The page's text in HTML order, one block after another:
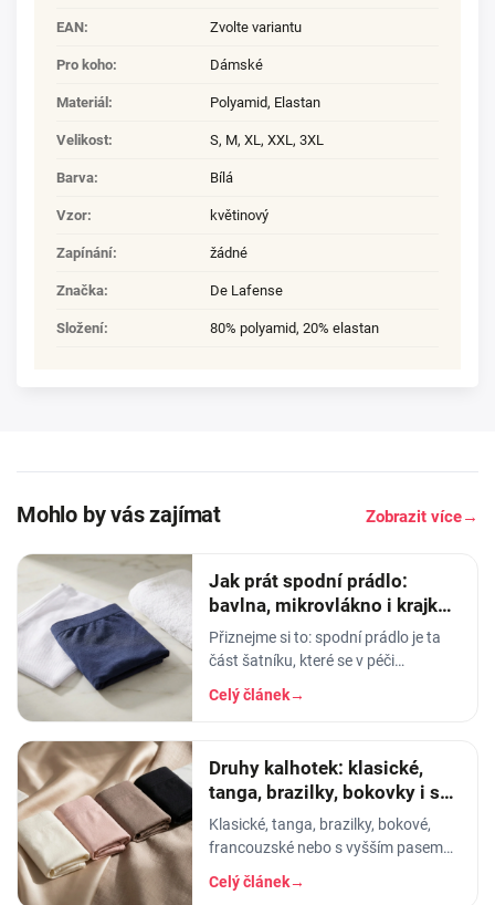
EAN: Zvolte variantu
Pro koho: Dámské
Materiál : Polyamid, Elastan
Velikost: S, M, XL, XXL, 3XL
Barva: Bílá
Vzor: květinový
Zapínání: žádné
Značka: De Lafense
Složení: 80% polyamid, 20% elastan
Mohlo by vás zajímat Zobrazit více→
Jak prát spodní prádlo:
bavlna, mikrovlákno i krajka,
aby vydrželo
Přiznejme si to: spodní prádlo je ta
část šatníku, které se v péči
věnujeme nejmíň. Hodíme ho do
pračky se vším ostatním, dáme
Celý článek→
Druhy kalhotek: klasické,
tanga, brazilky, bokovky i s
vyšším pasem
Klasické, tanga, brazilky, bokové,
francouzské nebo s vyšším pasem?
Průvodce střihy dámských kalhotek -
který se hodí pod jaké oblečení a pro
Celý článek→